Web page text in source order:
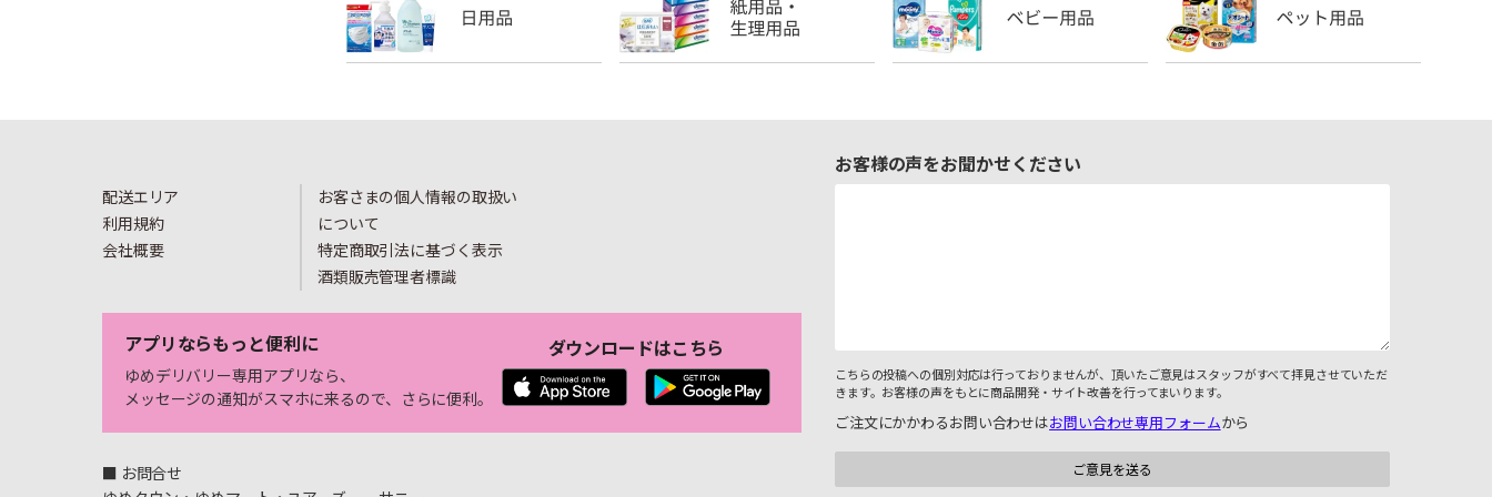
配送エリア
利用規約
会社概要
お客さまの個人情報の取扱い
について
特定商取引法に基づく表示
酒類販売管理者標識
アプリならもっと便利に
ゆめデリバリー専用アプリなら、
メッセージの通知がスマホに来るので、さらに便利。
ダウンロードはこちら
■ お問合せ
お客様の声をお聞かせください
こちらの投稿への個別対応は行っておりませんが、頂いたご意見はスタッフがすべて拝見させていただ
きます。お客様の声をもとに商品開発・サイト改善を行ってまいります。
ご注文にかかわるお問い合わせはお問い合わせ専用フォームから